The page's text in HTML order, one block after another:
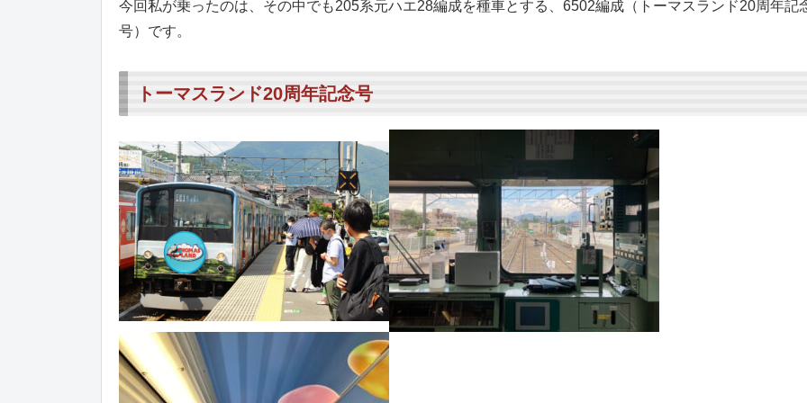
今回私が乗ったのは、その中でも205系元ハエ28編成を種車とする、6502編成（トーマスランド20周年記
号）です。
トーマスランド20周年記念号